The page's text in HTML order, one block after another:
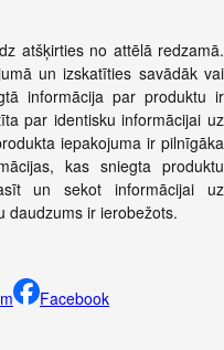
atšķirties no attēlā redzamā.
un izskatīties savādāk vai
informācija par produktu ir
par identisku informācijai uz
iepakojuma ir pilnīgāka
kas sniegta produktu
un sekot informācijai uz
daudzums ir ierobežots.
Facebook